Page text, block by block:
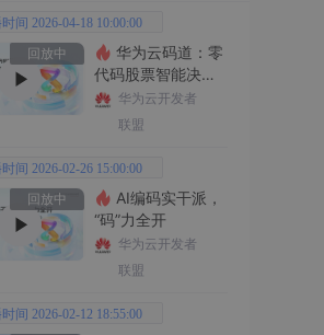
间 2026-04-18 10:00:00
回放中
代码股票智能决策
平台全功能实战
华为云开发者
联盟
间 2026-02-26 15:00:00
回放中
“码”力全开
华为云开发者
联盟
间 2026-02-12 18:55:00